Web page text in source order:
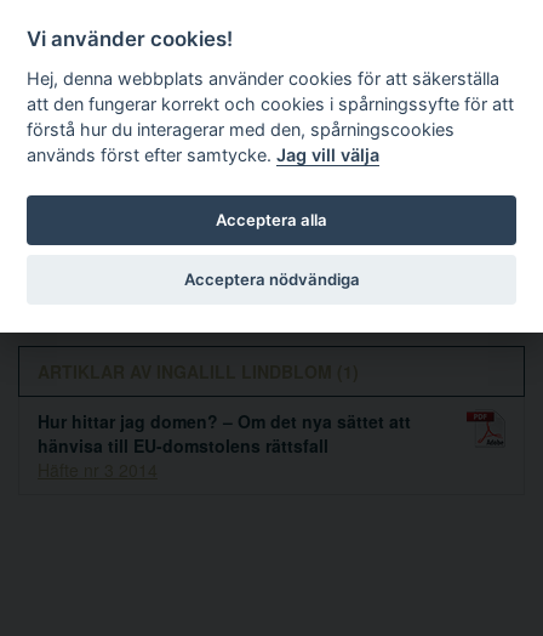
Sök
Ingalill Lindblom
Hur hittar jag domen? – Om det nya sättet att
hänvisa till EU-domstolens rättsfall
Vi använder cookies!
Hej, denna webbplats använder cookies för att säkerställa
att den fungerar korrekt och cookies i spårningssyfte för att
förstå hur du interagerar med den, spårningscookies
används först efter samtycke.Jag vill välja
Acceptera alla
Acceptera nödvändiga